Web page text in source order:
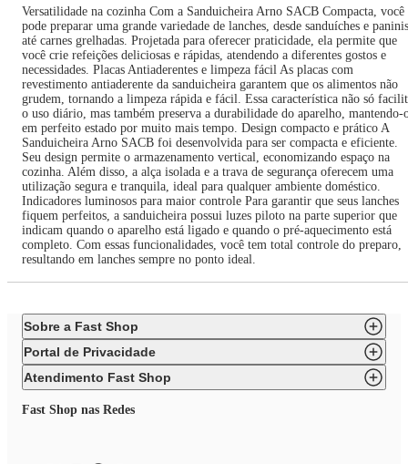
Versatilidade na cozinha Com a Sanduicheira Arno SACB Compacta, você
pode preparar uma grande variedade de lanches, desde sanduíches e paninis
até carnes grelhadas. Projetada para oferecer praticidade, ela permite que
você crie refeições deliciosas e rápidas, atendendo a diferentes gostos e
necessidades. Placas Antiaderentes e limpeza fácil As placas com
revestimento antiaderente da sanduicheira garantem que os alimentos não
grudem, tornando a limpeza rápida e fácil. Essa característica não só
o uso diário, mas também preserva a durabilidade do aparelho, mantendo-
em perfeito estado por muito mais tempo. Design compacto e prático A
Sanduicheira Arno SACB foi desenvolvida para ser compacta e eficiente.
Seu design permite o armazenamento vertical, economizando espaço na
cozinha. Além disso, a alça isolada e a trava de segurança oferecem uma
utilização segura e tranquila, ideal para qualquer ambiente doméstico.
Indicadores luminosos para maior controle Para garantir que seus lanches
fiquem perfeitos, a sanduicheira possui luzes piloto na parte superior que
indicam quando o aparelho está ligado e quando o pré-aquecimento está
completo. Com essas funcionalidades, você tem total controle do preparo,
resultando em lanches sempre no ponto ideal.
Sobre a Fast Shop
Portal de Privacidade
Atendimento Fast Shop
Fast Shop nas Redes